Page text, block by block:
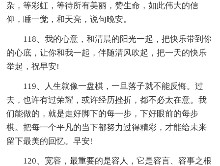
杂，等彩虹，等待所有美丽，赞生命，如此伟大的信
仰，睡一觉，和天亮，说句晚安。
118、我的心意，和清晨的阳光一起，把快乐带到你
的心底，让你和我一起，伴随清风吹起，把一天的快乐
举起，祝早安!
119、人生就像一盘棋，一旦落子就不能反悔。过
去，也许有过荣耀，或许经历挫折，都不必太在意。我
们能做的，就是走好脚下的每一步，下好眼前的每步
棋。把每一个平凡的当下都努力过得精彩，才能给未来
留下最美的回忆。早安!
120、宽容，最重要的是容人，它是容言、容事之根